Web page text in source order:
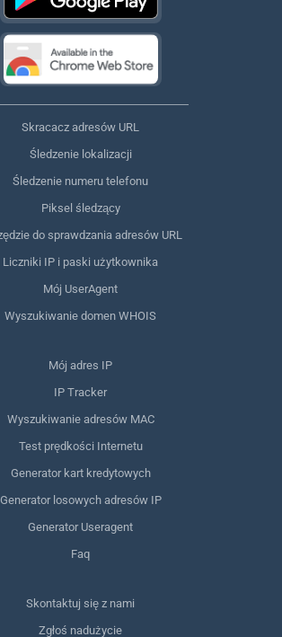
Skracacz adresów URL
Śledzenie lokalizacji
Śledzenie numeru telefonu
Piksel śledzący
do sprawdzania adresów URL
Liczniki IP i paski użytkownika
Mój UserAgent
Wyszukiwanie domen WHOIS
Mój adres IP
IP Tracker
Wyszukiwanie adresów MAC
Test prędkości Internetu
Generator kart kredytowych
Generator losowych adresów IP
Generator Useragent
Faq
Skontaktuj się z nami
Zgłoś nadużycie